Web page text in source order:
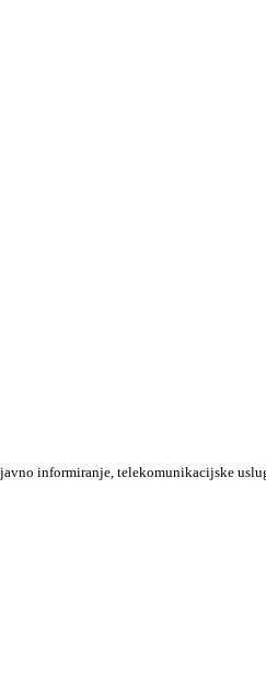
informiranje, telekomunikacijske